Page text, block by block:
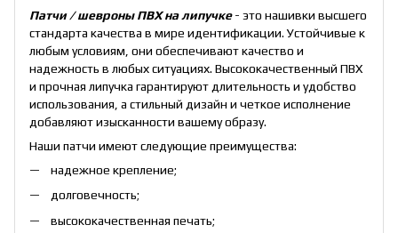
Патчи / шевроны ПВХ на липучке- это нашивки высшего
стандарта качества в мире идентификации. Устойчивые к
любым условиям, они обеспечивают качество и
надежность в любых ситуациях. Высококачественный ПВХ
и прочная липучка гарантируют длительность и удобство
использования, а стильный дизайн и четкое исполнение
добавляют изысканности вашему образу.
Наши патчи имеют следующие преимущества:
надежное крепление;
долговечность;
высококачественная печать;